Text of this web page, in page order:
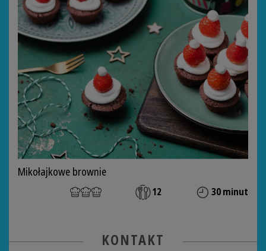
Mikołajkowe brownie
12 30 minut
KONTAKT